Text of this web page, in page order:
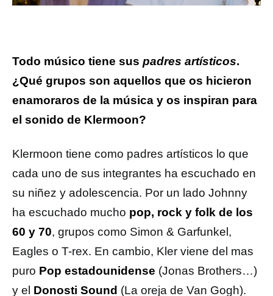
Todo músico tiene sus padres artísticos.
¿Qué grupos son aquellos que os hicieron
enamoraros de la música y os inspiran para
el sonido de Klermoon?
Klermoon tiene como padres artísticos lo que
cada uno de sus integrantes ha escuchado en
su niñez y adolescencia. Por un lado Johnny
ha escuchado mucho pop, rock y folk de los
60 y 70, grupos como Simon & Garfunkel,
Eagles o T-rex. En cambio, Kler viene del mas
puro Pop estadounidense (Jonas Brothers…)
y el Donosti Sound (La oreja de Van Gogh).